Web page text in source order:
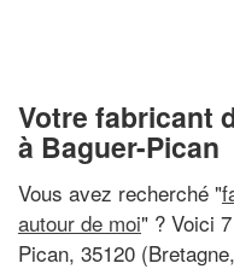
Votre fabricant
à Baguer-Pican
Vous avez recherché "
autour de moi" ? Voici
Pican, 35120